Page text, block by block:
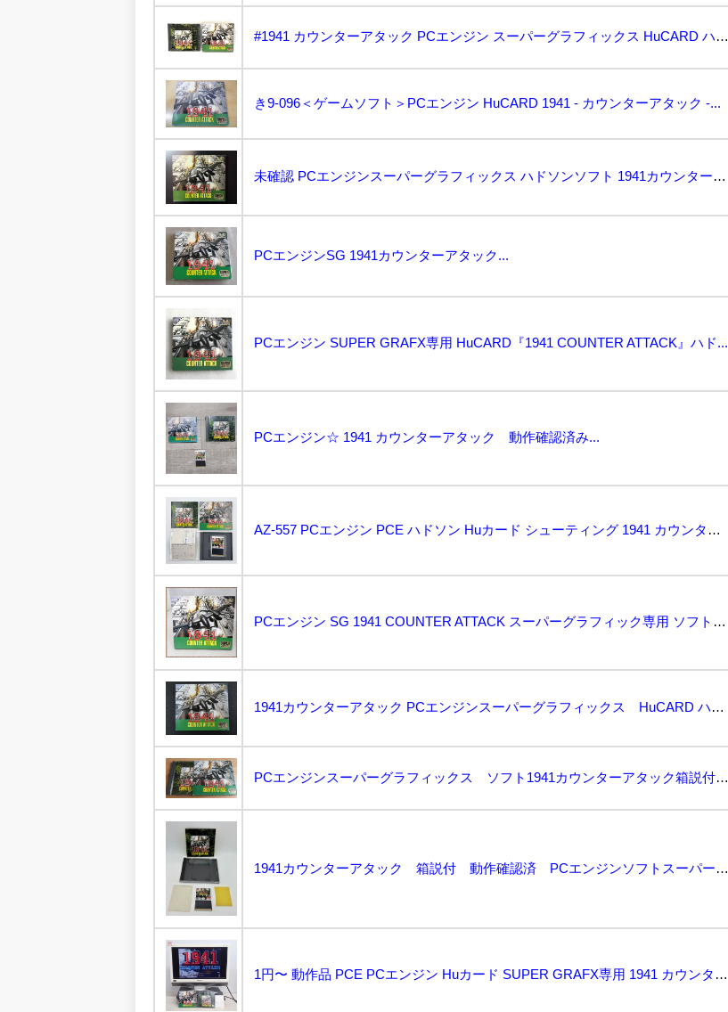
#1941 カウンターアタック PCエンジン スーパーグラフィックス HuCARD ハドソンソフト...
き9-096＜ゲームソフト＞PCエンジン HuCARD 1941 - カウンターアタック -...
未確認 PCエンジンスーパーグラフィックス ハドソンソフト 1941カウンターアタック 取扱説明書 ...
PCエンジンSG 1941カウンターアタック...
PCエンジン SUPER GRAFX専用 HuCARD『1941 COUNTER ATTACK』ハド...
PCエンジン☆ 1941 カウンターアタック 動作確認済み...
AZ-557 PCエンジン PCE ハドソン Huカード シューティング 1941 カウンターアタッ...
PCエンジン SG 1941 COUNTER ATTACK スーパーグラフィック専用 ソフト 032...
1941カウンターアタック PCエンジンスーパーグラフィックス HuCARD ハドソンソフト_長F0...
PCエンジンスーパーグラフィックス ソフト1941カウンターアタック箱説付 動作確認済品...
1941カウンターアタック 箱説付 動作確認済 PCエンジンソフトスーパーグラフィックス...
1円〜 動作品 PCE PCエンジン Huカード SUPER GRAFX専用 1941 カウンターア...